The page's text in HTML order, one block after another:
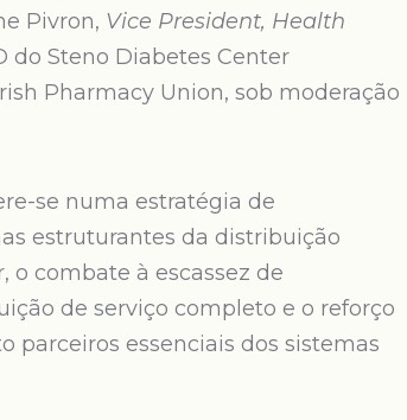
Pivron, Vice President, Health
do Steno Diabetes Center
Pharmacy Union, sob moderação
se numa estratégia de
estruturantes da distribuição
combate à escassez de
de serviço completo e o reforço
parceiros essenciais dos sistemas